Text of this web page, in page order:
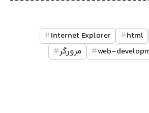
html
#
Internet Explorer
#
web-
# مرورگر#